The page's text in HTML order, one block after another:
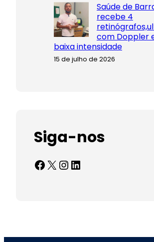
Saúde de
recebe 4
com Doppler
baixa intensidade
15 de julho de 2026
Siga-nos
Facebook X InstagramLinkedIn